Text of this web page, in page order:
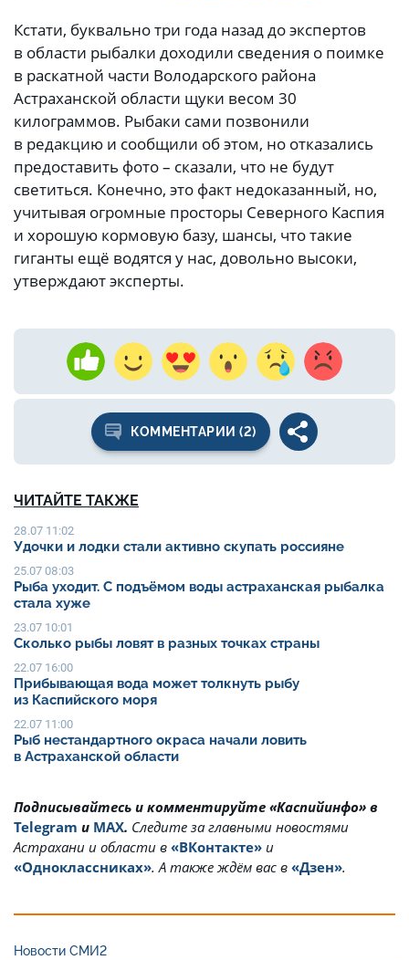
Кстати, буквально три года назад до экспертов
в области рыбалки доходили сведения о поимке
в раскатной части Володарского района
Астраханской области щуки весом 30
килограммов. Рыбаки сами позвонили
в редакцию и сообщили об этом, но отказались
предоставить фото – сказали, что не будут
светиться. Конечно, это факт недоказанный, но,
учитывая огромные просторы Северного Каспия
и хорошую кормовую базу, шансы, что такие
гиганты ещё водятся у нас, довольно высоки,
утверждают эксперты.
КОММЕНТАРИИ (2)
ЧИТАЙТЕ ТАКЖЕ
28.07 11:02
Удочки и лодки стали активно скупать россияне
25.07 08:03
Рыба уходит. С подъёмом воды астраханская рыбалка
стала хуже
23.07 10:01
Сколько рыбы ловят в разных точках страны
22.07 16:00
Прибывающая вода может толкнуть рыбу
из Каспийского моря
22.07 11:00
Рыб нестандартного окраса начали ловить
в Астраханской области
Подписывайтесь и комментируйте «Каспийинфо» в
Telegram и MAX. Cледите за главными новостями
Астрахани и области в «ВКонтакте» и
«Одноклассниках». А также ждём вас в «Дзен».
Новости СМИ2